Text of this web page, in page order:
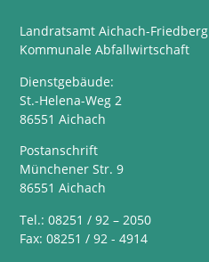
Landratsamt Aichach-Friedberg
Kommunale Abfallwirtschaft
Dienstgebäude:
St.-Helena-Weg 2
86551 Aichach
Postanschrift
Münchener Str. 9
86551 Aichach
Tel.: 08251 / 92 – 2050
Fax: 08251 / 92 - 4914